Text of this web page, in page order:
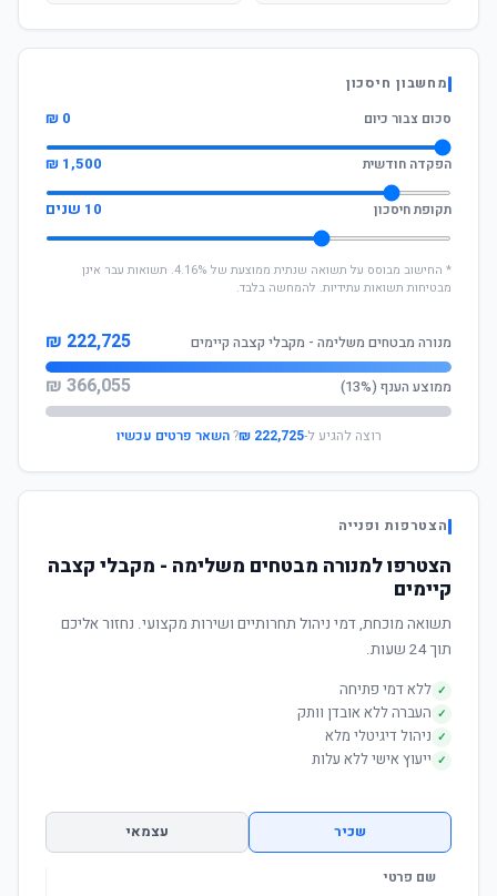
מחשבון חיסכון
סכום צבור כיום
0 ₪
הפקדה חודשית 1,500 ₪
תקופת חיסכון 10 שנים
* החישוב מבוסס על תשואה שנתית ממוצעת של 4.16%. תשואות עבר אינן
מבטיחות תשואות עתידיות. להמחשה בלבד.
מנורה מבטחים משלימה - מקבלי קצבה קיימים 222,725 ₪
ממוצע הענף (13%) 366,055 ₪
רוצה להגיע ל-222,725 ₪
?השאר פרטים עכשיו
הצטרפות ופנייה
הצטרפו למנורה מבטחים משלימה - מקבלי קצבה
קיימים
תשואה מוכחת, דמי ניהול תחרותיים ושירות מקצועי. נחזור אליכם
תוך 24 שעות.
✓ ללא דמי פתיחה
✓ העברה ללא אובדן וותק
✓ ניהול דיגיטלי מלא
✓ ייעוץ אישי ללא עלות
שכיר עצמאי
שם פרטי